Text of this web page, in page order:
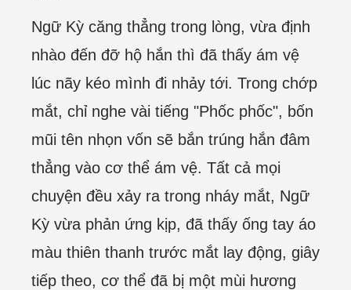
Ngữ Kỳ căng thẳng trong lòng, vừa định
nhào đến đỡ hộ hắn thì đã thấy ám vệ
lúc nãy kéo mình đi nhảy tới. Trong chớp
mắt, chỉ nghe vài tiếng "Phốc phốc", bốn
mũi tên nhọn vốn sẽ bắn trúng hắn đâm
thẳng vào cơ thể ám vệ. Tất cả mọi
chuyện đều xảy ra trong nháy mắt, Ngữ
Kỳ vừa phản ứng kịp, đã thấy ống tay áo
màu thiên thanh trước mắt lay động, giây
tiếp theo, cơ thể đã bị một mùi hương